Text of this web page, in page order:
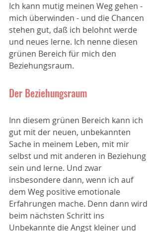
Ich kann mutig meinen Weg gehen -
mich überwinden - und die Chancen
stehen gut, daß ich belohnt werde
und neues lerne. Ich nenne diesen
grünen Bereich für mich den
Beziehungsraum.
Der Beziehungsraum
Inn diesem grünen Bereich kann ich
gut mit der neuen, unbekannten
Sache in meinem Leben, mit mir
selbst und mit anderen in Beziehung
sein und lerne. Und zwar
insbesondere dann, wenn ich auf
dem Weg positive emotionale
Erfahrungen mache. Denn dann wird
beim nächsten Schritt ins
Unbekannte die Angst kleiner und